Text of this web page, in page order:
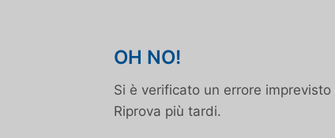
OH NO!
Si è verificato un errore
Riprova più tardi.